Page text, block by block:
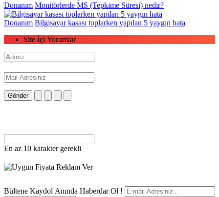
Donanım Monitörlerde MS (Tepkime Süresi) nedir?
Donanım Bilgisayar kasası toplarken yapılan 5 yaygın hata
Site İçi Yorumlar
Gönder
En az 10 karakter gerekli
Bültene Kaydol Anında Haberdar Ol !